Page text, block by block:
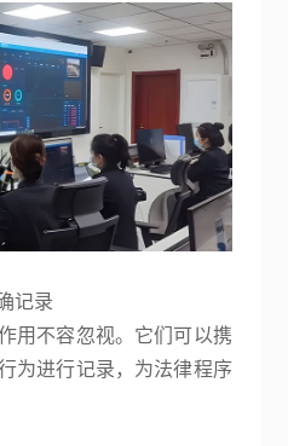
记录
用不容忽视。它们可以携
为进行记录，为法律程序